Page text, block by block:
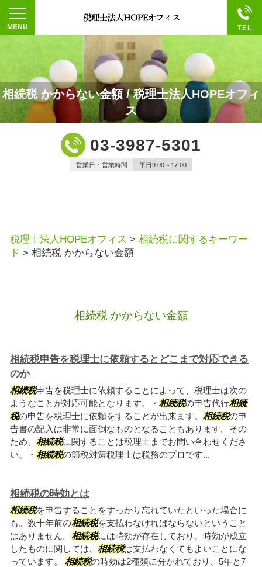
相続税 かからない金額 / 税理士法人HOPEオフィ
ス
03-3987-5301
営業日・営業時間 平日9:00～17:00
税理士法人HOPEオフィス > 相続税に関するキーワー
ド > 相続税 かからない金額
相続税 かからない金額
相続税申告を税理士に依頼するとどこまで対応できる
のか
相続税申告を税理士に依頼することによって、税理士は次の
ようなことが対応可能となります。・ 相続税の申告代行相続
税の申告を税理士に依頼をすることが出来ます。 相続税の申
告書の記入は非常に面倒なものとなることもあります。その
ため、 相続税に関することは税理士までお問い合わせくださ
い。・ 相続税の節税対策税理士は税務のプロです...
相続税の時効とは
相続税を申告することをすっかり忘れていたといった場合に
も。数十年前の相続税を支払わなければならないということ
はありません。 相続税には時効が存在しており、時効が成立
したものに関しては、 相続税は支払わなくてもよいことにな
っています。 相続税の時効は2種類に分かれており、5年と7